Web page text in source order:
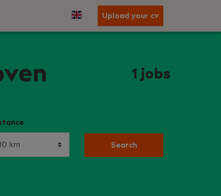
Upload your cv
1 jobs
Search